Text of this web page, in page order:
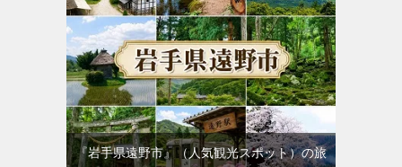
『岩手県遠野市』（人気観光スポット）の旅